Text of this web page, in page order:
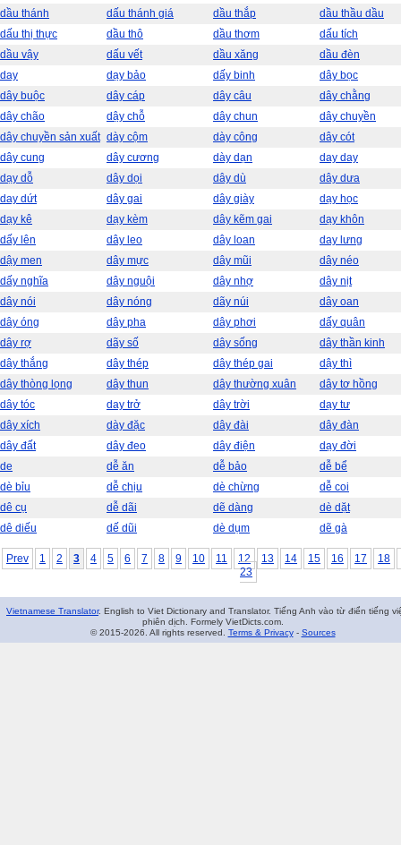
dầu thánh
dấu thánh giá dầu thắp
dầu thầu dầu
dấu thị thực
dầu thô dầu thơm
dấu tích
dầu vậy
dấu vết dầu xăng
dầu đèn
day
dạy bảo dấy binh
dây bọc
dây buộc
dây cáp dây câu
dây chằng
dây chão
dậy chỗ dây chun
dây chuyền
dây chuyền sản xuất dày cộm dày công
dây cót
dây cung
dây cương dày dạn
day day
dạy dỗ
dây dọi dây dù
dây dưa
day dứt
dây gai dây giày
dạy học
dạy kê
dạy kèm dây kẽm gai
dạy khôn
dấy lên
dây leo dây loan
day lưng
dậy men
dây mực dây mũi
dây néo
dấy nghĩa
dây nguội dây nhợ
dây nịt
dây nói
dây nóng dãy núi
dây oan
dây óng
dây pha dây phơi
dấy quân
dây rợ
dãy số dây sống
dây thần kinh
dây thắng
dây thép dây thép gai
dậy thì
dây thòng lọng
dây thun dây thường xuân
dây tơ hồng
dây tóc
day trở dây trời
dạy tư
dây xích
dày đặc dây đài
dây đàn
dây đất
dây đeo dây điện
dạy đời
de
dễ ăn dễ bảo
dễ bể
dè bỉu
dễ chịu dè chừng
dễ coi
dê cụ
dễ dãi dẽ dàng
dè dặt
dê diếu
dế dũi dè dụm dẽ gà
Prev 1 2 3 4 5 6 7 8 9 10 11 12 13 14 15 16 17
18
23
Vietnamese Translator. English to Viet Dictionary and Translator. Tiếng Anh vào từ điển tiếng
phiên dịch. Formely VietDicts.com.
© 2015-2026. All rights reserved. Terms & Privacy- Sources